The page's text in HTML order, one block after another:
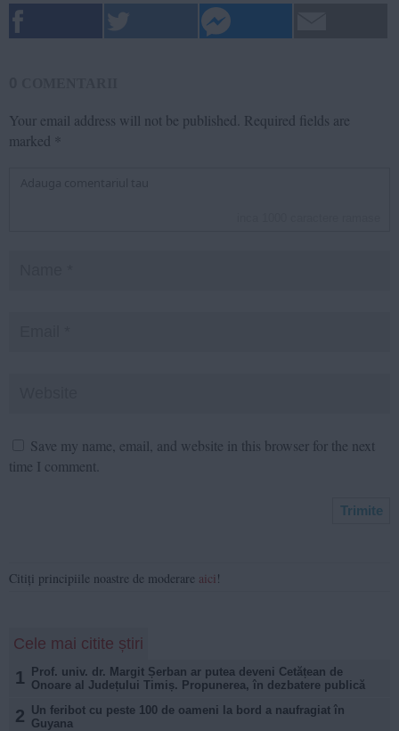
Your email address will not be published. Required fields are
marked *
Save my name, email, and website in this browser for the next
time I comment.
Citiți principiile noastre de moderare aici !
Cele mai citite știri
1
Prof. univ. dr. Margit Șerban ar putea deveni Cetățean de
Onoare al Județului Timiș. Propunerea, în dezbatere publică
2
Un feribot cu peste 100 de oameni la bord a naufragiat în
Guyana